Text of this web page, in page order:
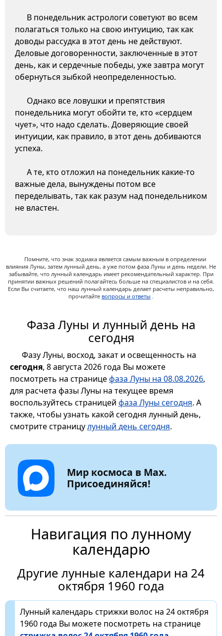
В понедельник астрологи советуют во всем
полагаться только на свою интуицию, так как
доводы рассудка в этот день не действуют.
Деловые договоренности, заключенные в этот
день, как и сердечные победы, уже завтра могут
обернуться зыбкой неопределенностью.
Однако все ловушки и препятствия
понедельника могут обойти те, кто «сердцем
чует», что надо сделать. Доверяющие своей
интуиции, как правило, в этот день добиваются
успеха.
А те, кто отложил на понедельник какие-то
важные дела, вынуждены потом все
переделывать, так как разум над понедельником
не властен.
Помните, что знак зодиака является самым важным в определении
влияния Луны, затем лунный день, а уже потом фаза Луны и день недели. Не
забывайте, что лунный календарь имеет рекомендательный характер. При
принятии важных решений полагайтесь больше на специалистов и на себя.
Если Вы считаете, что наш лунный календарь делает расчеты неправильно,
прочитайте вопросы и ответы .
Фаза Луны и лунный день на
сегодня
Фазу Луны, восход, закат и освещенность на
сегодня, 8 августа 2026 года Вы можете
посмотреть на страницефаза Луны на 08.08.2026,
для расчета фазы Луны на текущее время
воспользуйтесь страницей фаза Луны сегодня. А
также, чтобы узнать какой сегодня лунный день,
смотрите страницулунный день сегодня.
Мир космоса в Max.
Присоединяйся!
Навигация по лунному
календарю
Другие лунные календари на 24
октября 1960 года
Лунный календарь стрижки волос на 24 октября
1960 года Вы можете посмотреть на странице